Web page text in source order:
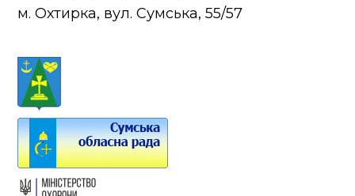
м. Охтирка, вул. Сумська, 55/57